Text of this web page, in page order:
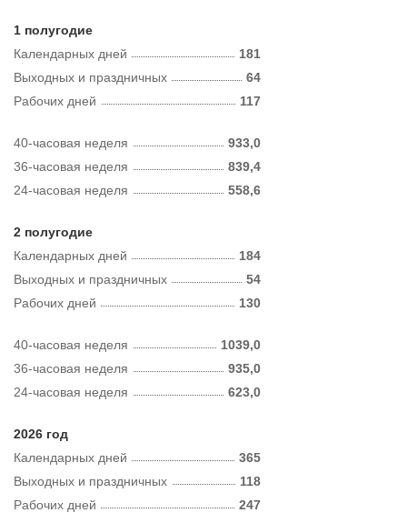
1 полугодие
Календарных дней
181
Рабочих дней 117
Выходных и праздничных 64
40-часовая неделя
933,0
36-часовая неделя
839,4
24-часовая неделя
558,6
2 полугодие
Календарных дней
184
Рабочих дней 130
Выходных и праздничных 54
40-часовая неделя
1039,0
36-часовая неделя
935,0
24-часовая неделя
623,0
2026 год
Календарных дней
365
Рабочих дней 247
Выходных и праздничных 118